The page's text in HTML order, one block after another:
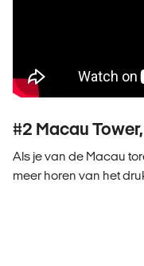
#2 Macau
Als je van de Macau
meer horen van het